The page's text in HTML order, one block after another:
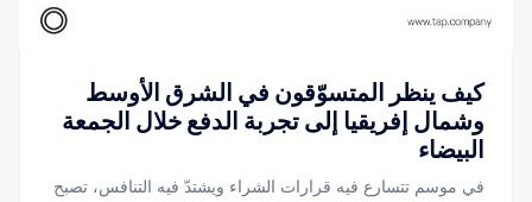
كيف ينظر المتسوّقون في الشرق الأوسط
وشمال إفريقيا إلى تجربة الدفع خلال الجمعة
البيضاء
في موسم تتسارع فيه قرارات الشراء ويشتدّ فيه التنافس، تصبح